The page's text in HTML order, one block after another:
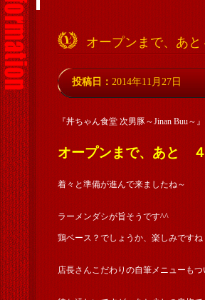
オープンまで、あと
投稿日： 2014年11月27日
『丼ちゃん食堂 次男豚～Jinan Buu
オープンまで、あと ４
着々と準備が進んで来ましたね～
ラーメンダシが旨そうです^^
鶏ベース？でしょうか、楽しみですね
店長さんこだわりの自筆メニューもつ